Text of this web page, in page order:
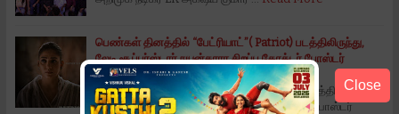
பெண்கள் தினத்தில் “பேட்ரியாட்”( Patriot) படத்திலிருந்து,
லேடி சூப்பர்ஸ்டார் நயன்தாரா சிறப்பு கேரக்டர் போஸ்டர்
வெளியிடப்பட்டது!!*
*பெண்கள் தினத்தில் “பேட்ரியாட்”( Patriot) படத்திலிருந்து,
லேடி சூப்பர்ஸ்டார் நயன்தாரா சிறப்பு கேரக்டர் போஸ்டர்
Close